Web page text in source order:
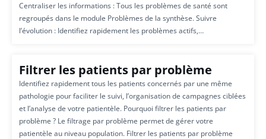
Centraliser les informations : Tous les problèmes de santé sont
regroupés dans le module Problèmes de la synthèse. Suivre
l’évolution : Identifiez rapidement les problèmes actifs,…
Filtrer les patients par problème
Identifiez rapidement tous les patients concernés par une même
pathologie pour faciliter le suivi, l’organisation de campagnes ciblées
et l’analyse de votre patientèle. Pourquoi filtrer les patients par
problème ? Le filtrage par problème permet de gérer votre
patientèle au niveau population. Filtrer les patients par problème